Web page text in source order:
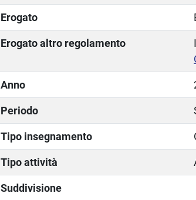
Erogato
Erogato altro regolamento
Anno
Periodo
Tipo insegnamento
Tipo attività
Suddivisione